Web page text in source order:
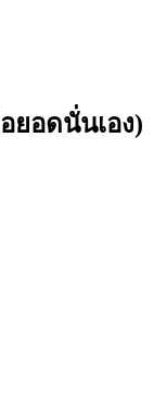
ยอดนั่นเอง)